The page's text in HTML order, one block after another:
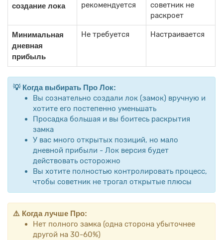
создание лока
рекомендуется
советник не
раскроет
Минимальная
дневная
прибыль
Не требуется Настраивается
💡 Когда выбирать Про Лок:
Вы сознательно создали лок (замок) вручную и
хотите его постепенно уменьшать
Просадка большая и вы боитесь раскрытия
замка
У вас много открытых позиций, но мало
дневной прибыли - Лок версия будет
действовать осторожно
Вы хотите полностью контролировать процесс,
чтобы советник не трогал открытые плюсы
⚠️ Когда лучше Про:
Нет полного замка (одна сторона убыточнее
другой на 30-60%)